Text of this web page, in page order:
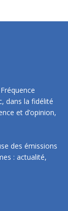
dans la fidélité
et d’opinion,
des émissions
: actualité,